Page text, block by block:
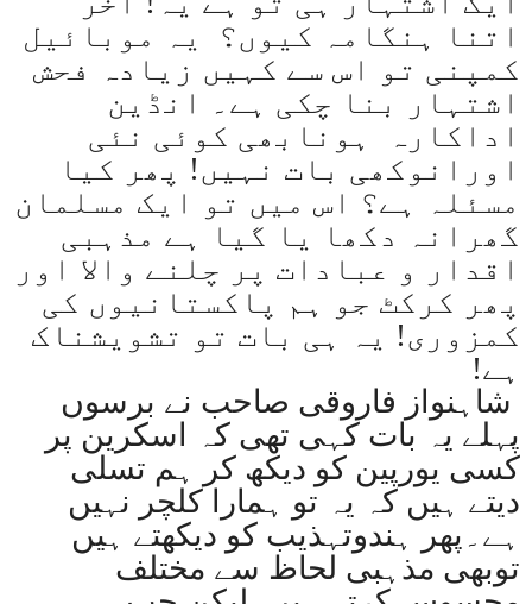
اتنا ہنگامہ کیوں؟ یہ موبائیل
کمپنی تو اس سے کہیں زیادہ فحش
اشتہار بنا چکی ہے۔ انڈین
اداکارہ ہونابھی کوئی نئی
اورانوکھی بات نہیں! پھر کیا
مسئلہ ہے؟ اس میں تو ایک مسلمان
گھرانہ دکھا یا گیا ہے مذہبی
اقدار و عبادات پر چلنے والا اور
پھر کرکٹ جو ہم پاکستانیوں کی
کمزوری! یہ ہی بات تو تشویشناک
ہے!
شاہنواز فاروقی صاحب نے برسوں
پہلے یہ بات کہی تھی کہ اسکرین پر
کسی یورپین کو دیکھ کر ہم تسلی
دیتے ہیں کہ یہ تو ہمارا کلچر نہیں
ہے۔پھر ہندوتہذیب کو دیکھتے ہیں
توبھی مذہبی لحاظ سے مختلف